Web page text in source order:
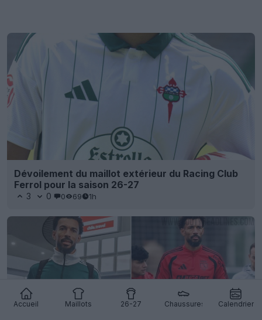
Accueil Maillots 26-27 Chaussures Calendrier
Dévoilement du maillot extérieur du Racing Club
Ferrol pour la saison 26-27
3 0 0 69 1h